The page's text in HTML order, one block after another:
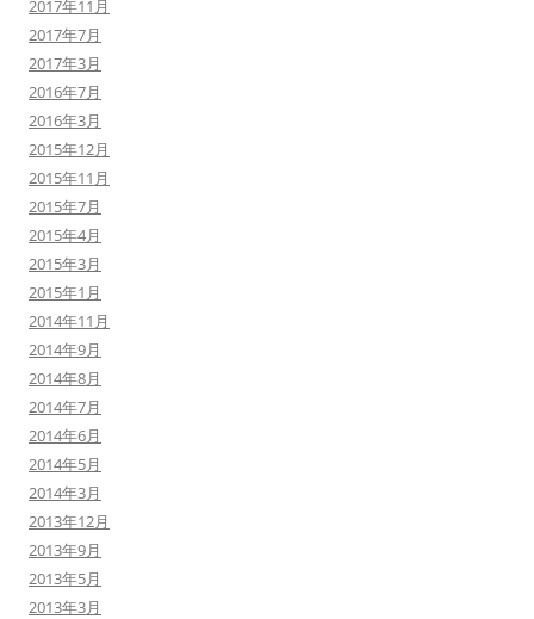
2017年11月
2017年7月
2017年3月
2016年7月
2016年3月
2015年12月
2015年11月
2015年7月
2015年4月
2015年3月
2015年1月
2014年11月
2014年9月
2014年8月
2014年7月
2014年6月
2014年5月
2014年3月
2013年12月
2013年9月
2013年5月
2013年3月